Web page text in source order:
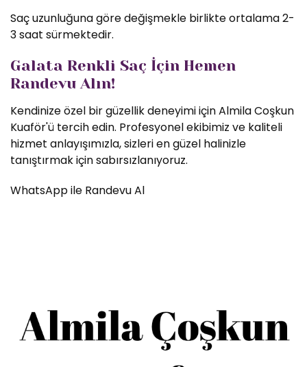
Saç uzunluğuna göre değişmekle birlikte ortalama 2-
3 saat sürmektedir.
Galata Renkli Saç İçin Hemen
Randevu Alın!
Kendinize özel bir güzellik deneyimi için Almila Coşkun
Kuaför'ü tercih edin. Profesyonel ekibimiz ve kaliteli
hizmet anlayışımızla, sizleri en güzel halinizle
tanıştırmak için sabırsızlanıyoruz.
WhatsApp ile Randevu Al